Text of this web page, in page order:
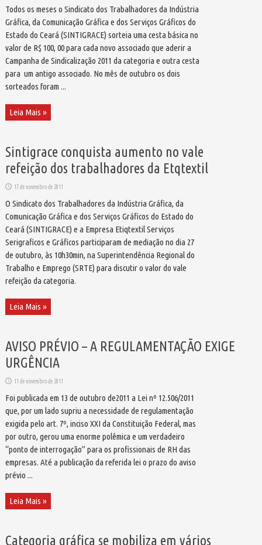
Todos os meses o Sindicato dos Trabalhadores da Indústria
Gráfica, da Comunicação Gráfica e dos Serviços Gráficos do
Estado do Ceará (SINTIGRACE) sorteia uma cesta básica no
valor de R$ 100, 00 para cada novo associado que aderir a
Campanha de Sindicalização 2011 da categoria e outra cesta
para um antigo associado. No mês de outubro os dois
sorteados foram ...
Leia Mais »
Sintigrace conquista aumento no vale
refeição dos trabalhadores da Etqtextil
17 de novembro de 2011
O Sindicato dos Trabalhadores da Indústria Gráfica, da
Comunicação Gráfica e dos Serviços Gráficos do Estado do
Ceará (SINTIGRACE) e a Empresa Etiqtextil Serviços
Serigraficos e Gráficos participaram de mediação no dia 27
de outubro, às 10h30min, na Superintendência Regional do
Trabalho e Emprego (SRTE) para discutir o valor do vale
refeição da categoria.
Leia Mais »
AVISO PRÉVIO – A REGULAMENTAÇÃO EXIGE
URGÊNCIA
11 de novembro de 2011
Foi publicada em 13 de outubro de2011 a Lei nº 12.506/2011
que, por um lado supriu a necessidade de regulamentação
exigida pelo art. 7º, inciso XXI da Constituição Federal, mas
por outro, gerou uma enorme polêmica e um verdadeiro
“ponto de interrogação” para os profissionais de RH das
empresas. Até a publicação da referida lei o prazo do aviso
prévio ...
Leia Mais »
Categoria gráfica se mobiliza em vários